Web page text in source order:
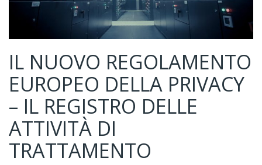
IL NUOVO REGOLAMENTO
EUROPEO DELLA PRIVACY
– IL REGISTRO DELLE
ATTIVITÀ DI
TRATTAMENTO